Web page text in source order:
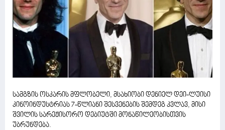
სამგზის ოსკარის მფლობელი, მსახიობი დენიელ დეი-ლუისი
კინოინდუსტრიას 7-წლიანი შესვენების შემდეგ კვლავ, მისი
შვილის სარეჟისორო დებიუტში მონაწილეობისთვის
უბრუნდება.